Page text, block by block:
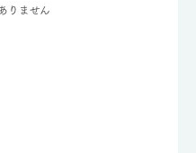
りません